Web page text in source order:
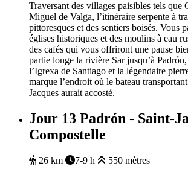
Traversant des villages paisibles tels que
Miguel de Valga, l’itinéraire serpente à
pittoresques et des sentiers boisés. Vous
églises historiques et des moulins à eau
des cafés qui vous offriront une pause
partie longe la rivière Sar jusqu’à
l’Igrexa de Santiago et la légendaire
marque l’endroit où le bateau
Jacques aurait accosté.
Jour 13 Padrón - Saint-
Compostelle
26 km 7-9 h
550 mètres